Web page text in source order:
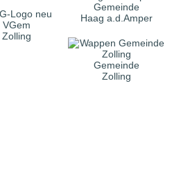
VGem
Zolling
Gemeinde
Haag a.d.Amper
Gemeinde
Zolling